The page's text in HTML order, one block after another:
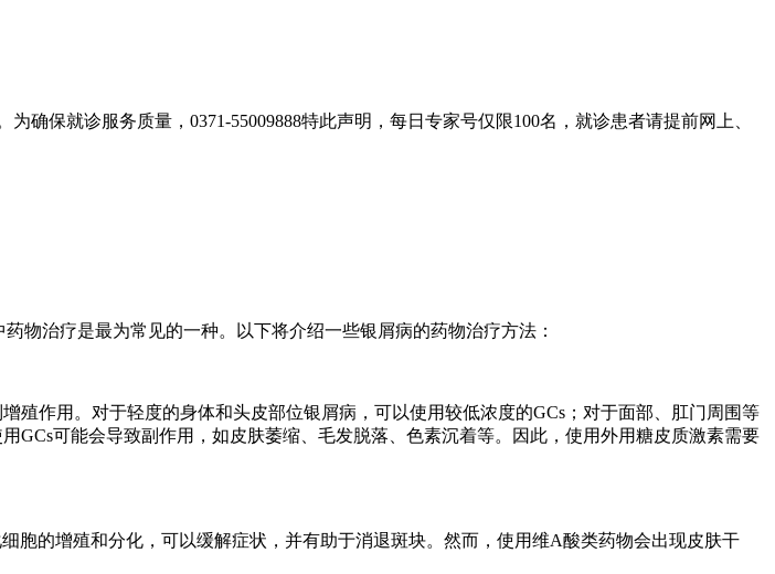
确保就诊服务质量，0371-55009888特此声明，每日专家号仅限100名，就诊患者请提前网上、
物治疗是最为常见的一种。以下将介绍一些银屑病的药物治疗方法：
殖作用。对于轻度的身体和头皮部位银屑病，可以使用较低浓度的GCs；对于面部、肛门周围等
GCs可能会导致副作用，如皮肤萎缩、毛发脱落、色素沉着等。因此，使用外用糖皮质激素需要
胞的增殖和分化，可以缓解症状，并有助于消退斑块。然而，使用维A酸类药物会出现皮肤干